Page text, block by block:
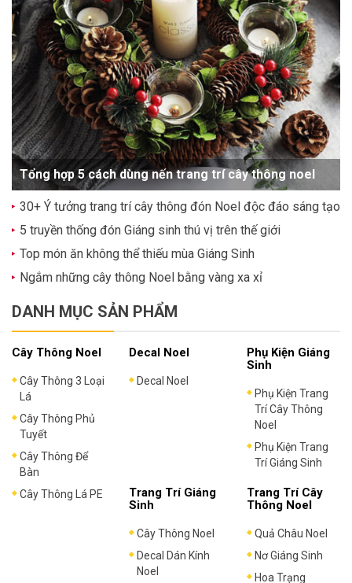
Tổng hợp 5 cách dùng nến trang trí cây thông noel
30+ Ý tưởng trang trí cây thông đón Noel độc đáo sáng tạo
5 truyền thống đón Giáng sinh thú vị trên thế giới
Top món ăn không thể thiếu mùa Giáng Sinh
Ngắm những cây thông Noel bằng vàng xa xỉ
DANH MỤC SẢN PHẨM
Cây Thông Noel
Cây Thông 3 Loại
Lá
Cây Thông Phủ
Tuyết
Cây Thông Để
Bàn
Cây Thông Lá PE
Decal Noel
Decal Noel
Phụ Kiện Giáng
Sinh
Phụ Kiện Trang
Trí Cây Thông
Noel
Phụ Kiện Trang
Trí Giáng Sinh
Trang Trí Giáng
Sinh
Cây Thông Noel
Decal Dán Kính
Noel
Trang Trí Cây
Thông Noel
Quả Châu Noel
Nơ Giáng Sinh
Hoa Trạng